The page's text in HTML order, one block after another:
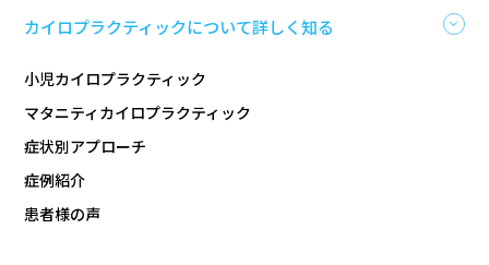
カイロプラクティックについて詳しく知る
小児カイロプラクティック
マタニティカイロプラクティック
症状別アプローチ
症例紹介
患者様の声